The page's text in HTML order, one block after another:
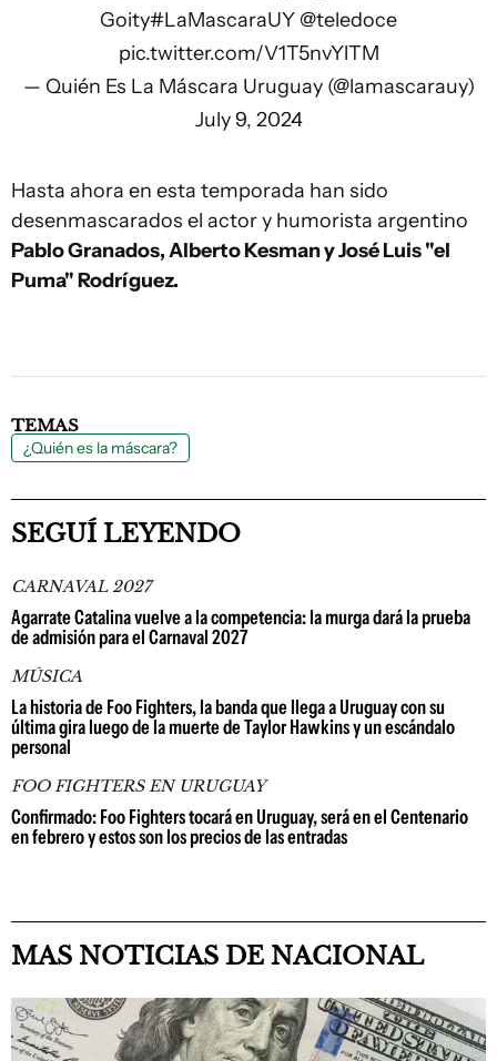
Goity#LaMascaraUY @teledoce
pic.twitter.com/V1T5nvYlTM
— Quién Es La Máscara Uruguay (@lamascarauy)
July 9, 2024
Hasta ahora en esta temporada han sido
desenmascarados el actor y humorista argentino
Pablo Granados, Alberto Kesman y José Luis "el
Puma" Rodríguez.
TEMAS
¿Quién es la máscara?
SEGUÍ LEYENDO
CARNAVAL 2027
Agarrate Catalina vuelve a la competencia: la murga dará la prueba
de admisión para el Carnaval 2027
MÚSICA
La historia de Foo Fighters, la banda que llega a Uruguay con su
última gira luego de la muerte de Taylor Hawkins y un escándalo
personal
FOO FIGHTERS EN URUGUAY
Confirmado: Foo Fighters tocará en Uruguay, será en el Centenario
en febrero y estos son los precios de las entradas
MAS NOTICIAS DE NACIONAL